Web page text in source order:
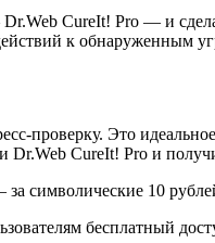
CureIt! Pro — и
к обнаруженным
проверку. Это
CureIt! Pro и
символические 10
бесплатный